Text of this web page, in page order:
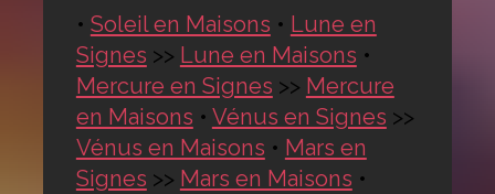
• Soleil en Maisons • Lune en
Signes >> Lune en Maisons •
Mercure en Signes >> Mercure
en Maisons • Vénus en Signes >>
Vénus en Maisons • Mars en
Signes >> Mars en Maisons •